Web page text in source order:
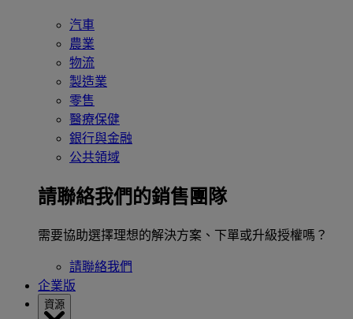
汽車
農業
物流
製造業
零售
醫療保健
銀行與金融
公共領域
請聯絡我們的銷售團隊
需要協助選擇理想的解決方案、下單或升級授權嗎？
請聯絡我們
企業版
資源